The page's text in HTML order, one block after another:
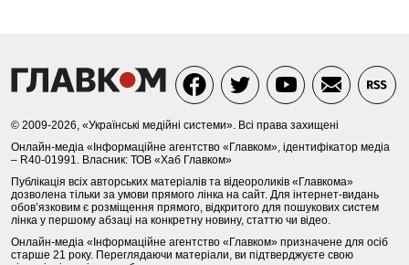
© 2009-2026, «Українські медійні системи». Всі права захищені
Онлайн-медіа «Інформаційне агентство «Главком», ідентифікатор медіа
– R40-01991. Власник: ТОВ «Хаб Главком»
Публікація всіх авторських матеріалів та відеороликів «Главкома»
дозволена тільки за умови прямого лінка на сайт. Для інтернет-видань
обов’язковим є розміщення прямого, відкритого для пошукових систем
лінка у першому абзаці на конкретну новину, статтю чи відео.
Онлайн-медіа «Інформаційне агентство «Главком» призначене для осіб
старше 21 року. Переглядаючи матеріали, ви підтверджуєте свою